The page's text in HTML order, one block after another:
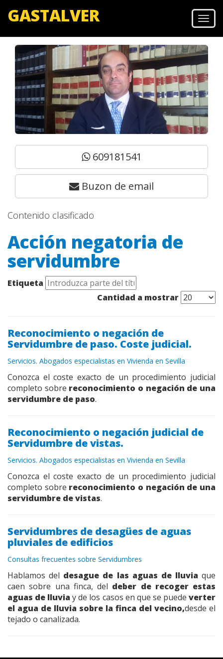
GASTALVER
609181541
Buzon de email
Contenido clasificado
Acción negatoria de
servidumbre
Etiqueta
Cantidad a mostrar
Reconocimiento o negación de
Servidumbre de paso. Coste judicial.
Servicios. Abogados especialistas en Vivienda en Sevilla
Conozca el coste exacto de un procedimiento judicial
completo sobre reconocimiento o negación de una
servidumbre de paso.
Reconocimiento o negación judicial de
Servidumbre de vistas.
Servicios. Abogados especialistas en Vivienda en Sevilla
Conozca el coste exacto de un procedimiento judicial
completo sobre reconocimiento o negación de una
servidumbre de vistas.
Servidumbres de desagües de aguas
pluviales de edificios
Consultas frecuentes sobre Servidumbres
Hablamos del desague de las aguas de lluvia que
caen sobre una finca, del deber de recoger estas
aguas de lluvia y de los casos en que se puede verter
el agua de lluvia sobre la finca del vecino,desde el
tejado o canalizada.